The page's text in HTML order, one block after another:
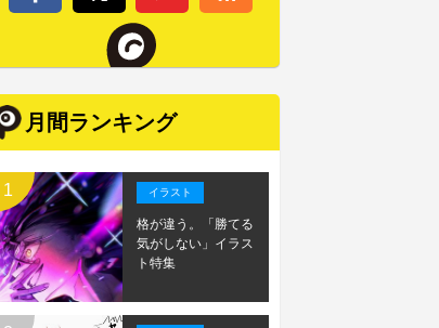
月間ランキング
イラスト
格が違う。「勝てる
気がしない」イラス
ト特集